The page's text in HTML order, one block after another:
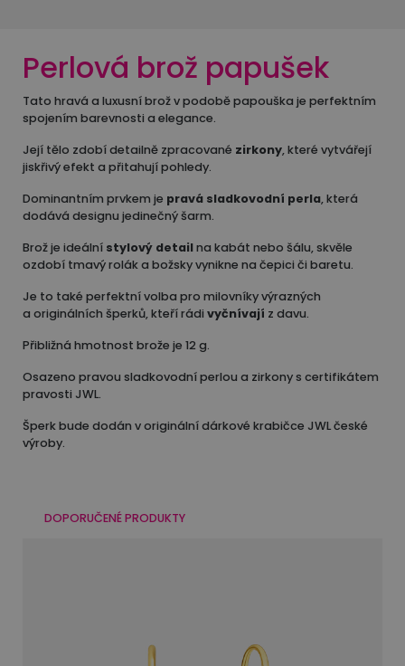
Perlová brož papušek
Tato hravá a luxusní brož v podobě papouška je perfektním
spojením barevnosti a elegance.
Její tělo zdobí detailně zpracované zirkony, které vytvářejí
jiskřivý efekt a přitahují pohledy.
Dominantním prvkem je pravá sladkovodní perla, která
dodává designu jedinečný šarm.
Brož je ideální stylový detailna kabát nebo šálu, skvěle
ozdobí tmavý rolák a božsky vynikne na čepici či baretu.
Je to také perfektní volba pro milovníky výrazných
a originálních šperků, kteří rádi vyčnívají z davu.
Přibližná hmotnost brože je 12 g.
Osazeno pravou sladkovodní perlou a zirkony s certifikátem
pravosti JWL.
Šperk bude dodán v originální dárkové krabičce JWL české
výroby.
DOPORUČENÉ PRODUKTY